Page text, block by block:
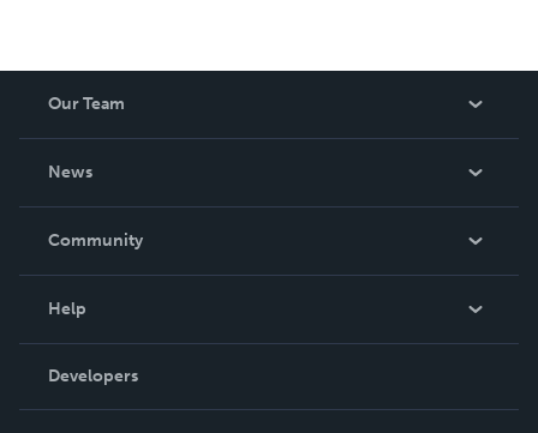
Our Team
News
In The News
Community
Podcast
Help
Order Lookup
Knowledge Base
Developers